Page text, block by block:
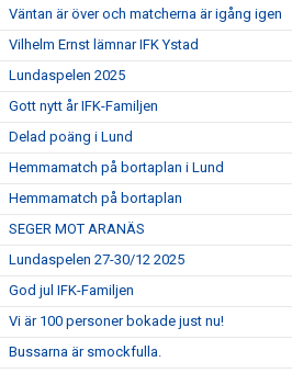
Väntan är över och matcherna är igång igen
Vilhelm Ernst lämnar IFK Ystad
Lundaspelen 2025
Gott nytt år IFK-Familjen
Delad poäng i Lund
Hemmamatch på bortaplan i Lund
Hemmamatch på bortaplan
SEGER MOT ARANÄS
Lundaspelen 27-30/12 2025
God jul IFK-Familjen
Vi är 100 personer bokade just nu!
Bussarna är smockfulla.